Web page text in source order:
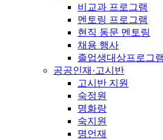
비교과 프로그램
멘토링 프로그램
현직 동문 멘토링
채용 행사
졸업생대상프로그램
공공인재·고시반
고시반 지원
숙정원
명화랑
숙지원
명언재